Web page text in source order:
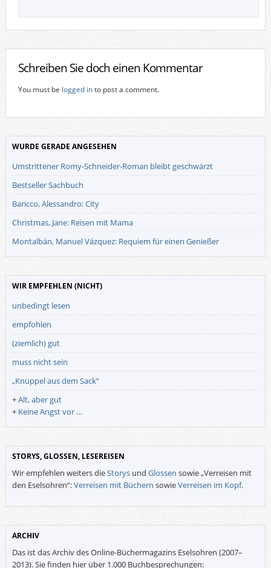
Schreiben Sie doch einen Kommentar
You must be logged into post a comment.
WURDE GERADE ANGESEHEN
Umstrittener Romy-Schneider-Roman bleibt geschwärzt
Bestseller Sachbuch
Baricco, Alessandro: City
Christmas, Jane: Reisen mit Mama
Montalbán, Manuel Vázquez: Requiem für einen Genießer
WIR EMPFEHLEN (NICHT)
unbedingt lesen
empfohlen
(ziemlich) gut
muss nicht sein
„Knüppel aus dem Sack“
+Alt, aber gut
+ Keine Angst vor …
STORYS, GLOSSEN, LESEREISEN
Wir empfehlen weiters dieStorysund Glossen sowie „Verreisen mit
den Eselsohren“:Verreisen mit Büchern sowieVerreisen im Kopf.
ARCHIV
Das ist das Archiv des Online-Büchermagazins Eselsohren (2007–
2013). Sie finden hier über 1.000 Buchbesprechungen: